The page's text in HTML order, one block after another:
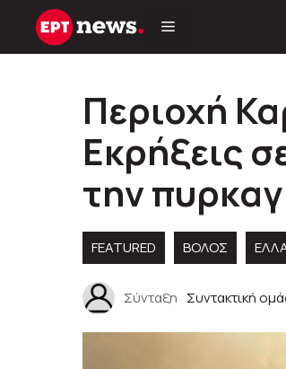
Μετάβαση
Περιοχή
Εκρήξεις
την
FEATURED ΒΟΛΟΣ
Σύνταξη Συντακτική